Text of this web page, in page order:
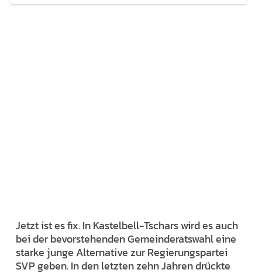
Jetzt ist es fix. In Kastelbell-Tschars wird es auch
bei der bevorstehenden Gemeinderatswahl eine
starke junge Alternative zur Regierungspartei
SVP geben. In den letzten zehn Jahren drückte